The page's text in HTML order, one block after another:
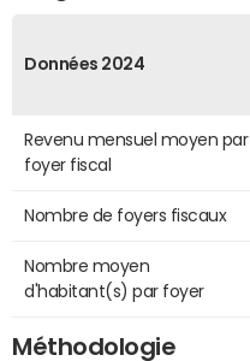
Données 2024
Revenu mensuel moyen par
foyer fiscal
Nombre de foyers fiscaux
Nombre moyen
d'habitant(s) par foyer
Méthodologie